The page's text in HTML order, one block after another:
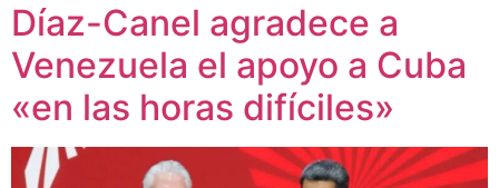
Díaz-Canel agradece a
Venezuela el apoyo a Cuba
«en las horas difíciles»